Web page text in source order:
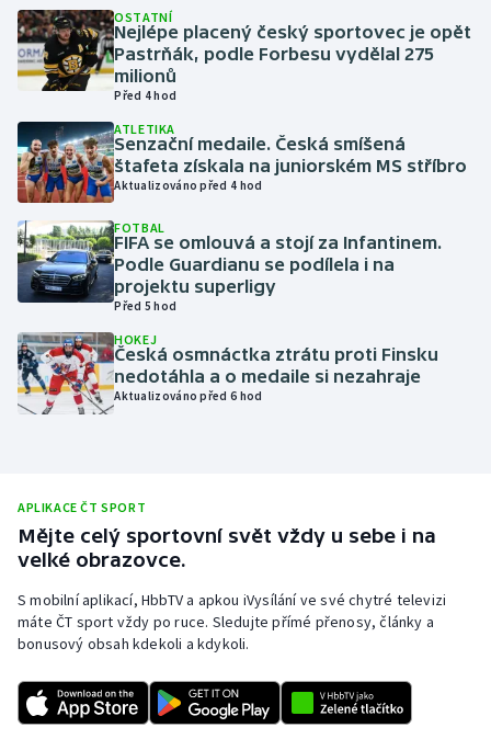
Krasobruslení
Lezení
Lyže a snowboard
Moderní pětiboj
Motorsport
Olympijské hry
Parasport
Plavání
Ragby
Rychlobruslení
Rychlostní kanoistika
Sportovní střelba
OSTATNÍ
Nejlépe placený český sportovec je opět
Pastrňák, podle Forbesu vydělal 275
milionů
Před 4 hod
ATLETIKA
Senzační medaile. Česká smíšená
štafeta získala na juniorském MS stříbro
Aktualizováno před 4 hod
FOTBAL
FIFA se omlouvá a stojí za Infantinem.
Podle Guardianu se podílela i na
projektu superligy
Před 5 hod
HOKEJ
Česká osmnáctka ztrátu proti Finsku
nedotáhla a o medaile si nezahraje
Aktualizováno před 6 hod
APLIKACE ČT SPORT
Mějte celý sportovní svět vždy u sebe i na
velké obrazovce.
S mobilní aplikací, HbbTV a apkou iVysílání ve své chytré televizi
máte ČT sport vždy po ruce. Sledujte přímé přenosy, články a
bonusový obsah kdekoli a kdykoli.